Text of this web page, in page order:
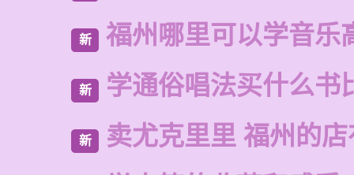
新 福州哪里可以学音乐
新 学通俗唱法买什么书
新 卖尤克里里 福州的